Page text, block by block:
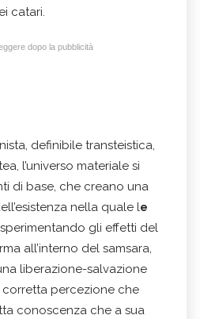
catari.
dopo la pubblicità
definibile transteistica,
l’universo materiale si
di base, che creano una
nella quale le
sperimentando gli effetti del
all’interno del samsara,
liberazione-salvazione
percezione che
conoscenza che a sua